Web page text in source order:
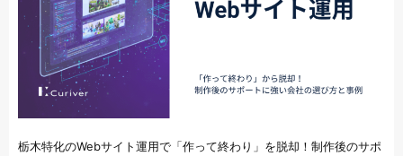
栃木特化のWebサイト運用で「作って終わり」を脱却！制作後のサポ